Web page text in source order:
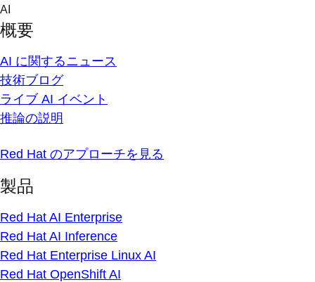
Skip
content
AI
概要
AI に関するニュース
技術ブログ
ライブ AI イベント
推論の説明
Red Hat のアプローチを見る
製品
Red Hat AI Enterprise
Red Hat AI Inference
Red Hat Enterprise Linux AI
Red Hat OpenShift AI